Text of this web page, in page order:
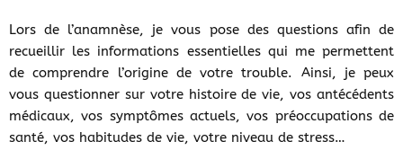
Lors de l’anamnèse, je vous pose des questions afin de
recueillir les informations essentielles qui me permettent
de comprendre l’origine de votre trouble. Ainsi, je peux
vous questionner sur votre histoire de vie, vos antécédents
médicaux, vos symptômes actuels, vos préoccupations de
santé, vos habitudes de vie, votre niveau de stress…